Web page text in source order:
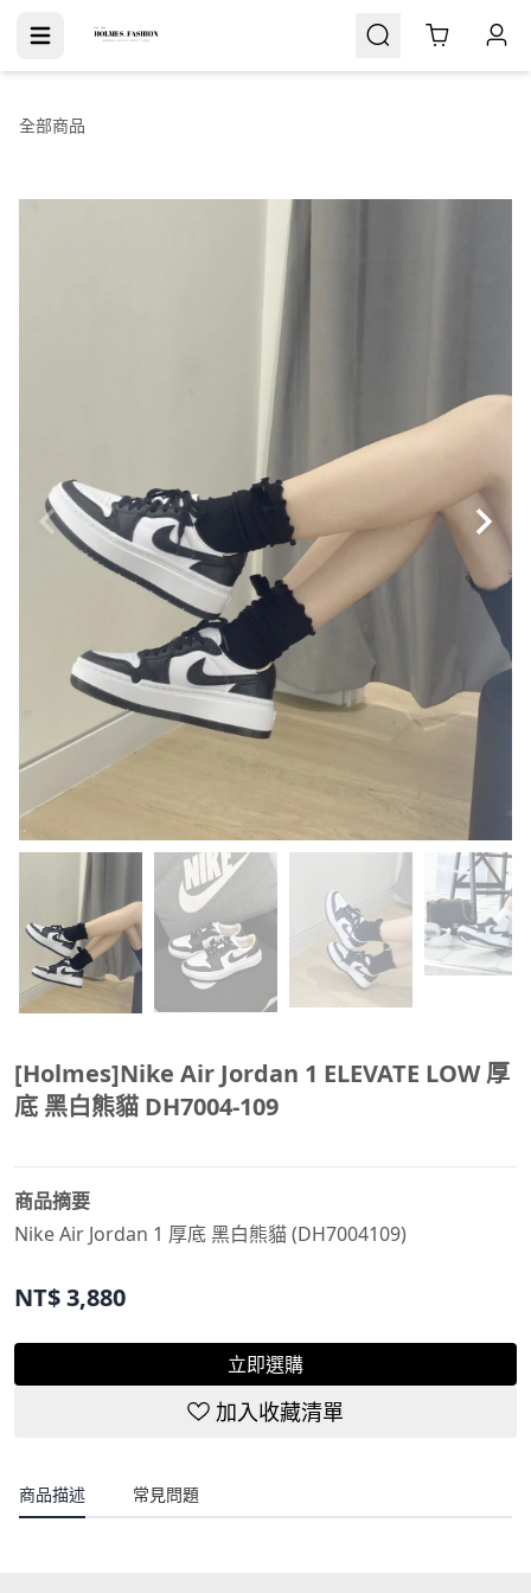
Cart
全部商品
[Holmes]Nike Air Jordan 1 ELEVATE LOW 厚
底 黑白熊貓 DH7004-109
商品摘要
Nike Air Jordan 1 厚底 黑白熊貓 (DH7004109)
NT$3,880
立即選購
加入收藏清單
商品描述 常見問題